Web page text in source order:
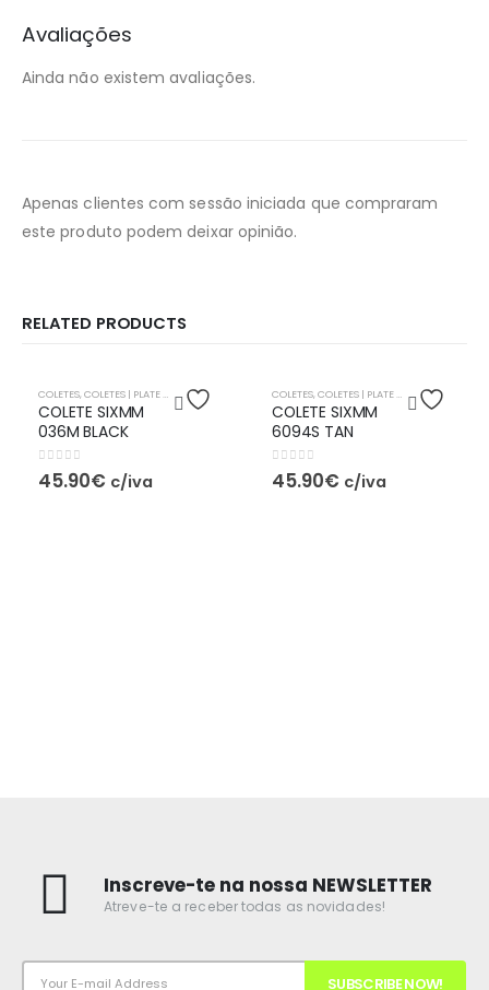
Avaliações
Ainda não existem avaliações.
Apenas clientes com sessão iniciada que compraram
este produto podem deixar opinião.
RELATED PRODUCTS
COLETES, COLETES | PLATE CARRIER , 👕 VESTUÁRIO,🦺EQUIPAMENTO TÁTICO
COLETE SIXMM
036M BLACK
0out of 5
45.90€ c/iva
COLETES, COLETES | PLATE CARRIER ,
COLETE SIXMM
6094S TAN
0out of 5
45.90€ c/iva
Inscreve-te na nossa NEWSLETTER
Atreve-te a receber todas as novidades!